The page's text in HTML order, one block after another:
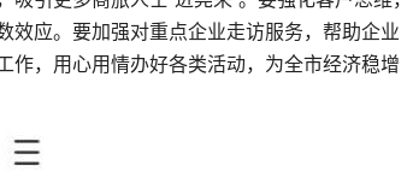
效应。要加强对重点企业走访服务，帮助企业
作，用心用情办好各类活动，为全市经济稳增